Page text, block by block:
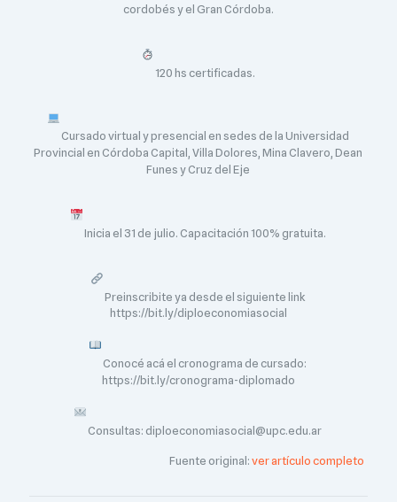
cordobés y el Gran Córdoba.
120 hs certificadas.
Cursado virtual y presencial en sedes de la Universidad
Provincial en Córdoba Capital, Villa Dolores, Mina Clavero, Dean
Funes y Cruz del Eje
Inicia el 31 de julio. Capacitación 100% gratuita.
Preinscribite ya desde el siguiente link
https://bit.ly/diploeconomiasocial
Conocé acá el cronograma de cursado:
https://bit.ly/cronograma-diplomado
Consultas: diploeconomiasocial@upc.edu.ar
Fuente original:ver artículo completo